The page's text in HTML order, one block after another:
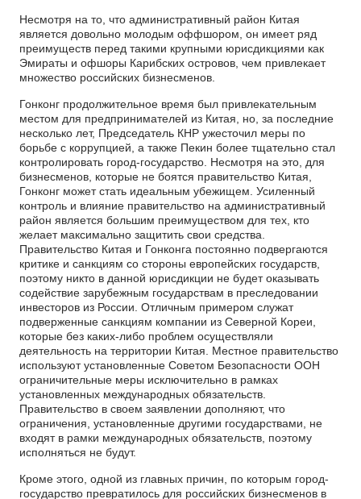
Несмотря на то, что административный район Китая
является довольно молодым оффшором, он имеет ряд
преимуществ перед такими крупными юрисдикциями как
Эмираты и офшоры Карибских островов, чем привлекает
множество российских бизнесменов.
Гонконг продолжительное время был привлекательным
местом для предпринимателей из Китая, но, за последние
несколько лет, Председатель КНР ужесточил меры по
борьбе с коррупцией, а также Пекин более тщательно стал
контролировать город-государство. Несмотря на это, для
бизнесменов, которые не боятся правительство Китая,
Гонконг может стать идеальным убежищем. Усиленный
контроль и влияние правительство на административный
район является большим преимуществом для тех, кто
желает максимально защитить свои средства.
Правительство Китая и Гонконга постоянно подвергаются
критике и санкциям со стороны европейских государств,
поэтому никто в данной юрисдикции не будет оказывать
содействие зарубежным государствам в преследовании
инвесторов из России. Отличным примером служат
подверженные санкциям компании из Северной Кореи,
которые без каких-либо проблем осуществляли
деятельность на территории Китая. Местное правительство
используют установленные Советом Безопасности ООН
ограничительные меры исключительно в рамках
установленных международных обязательств.
Правительство в своем заявлении дополняют, что
ограничения, установленные другими государствами, не
входят в рамки международных обязательств, поэтому
исполняться не будут.
Кроме этого, одной из главных причин, по которым город-
государство превратилось для российских бизнесменов в